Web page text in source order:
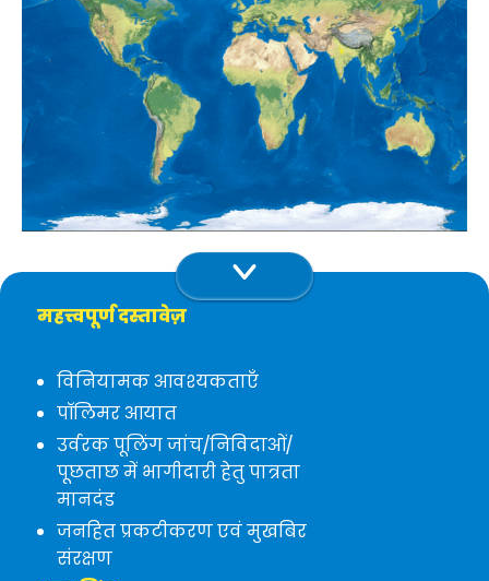
महत्त्वपूर्ण दस्तावेज़
विनियामक आवश्यकताएँ
पॉलिमर आयात
उर्वरक पूलिंग जांच/निविदाओं/
पूछताछ में भागीदारी हेतु पात्रता
मानदंड
जनहित प्रकटीकरण एवं मुखबिर
संरक्षण